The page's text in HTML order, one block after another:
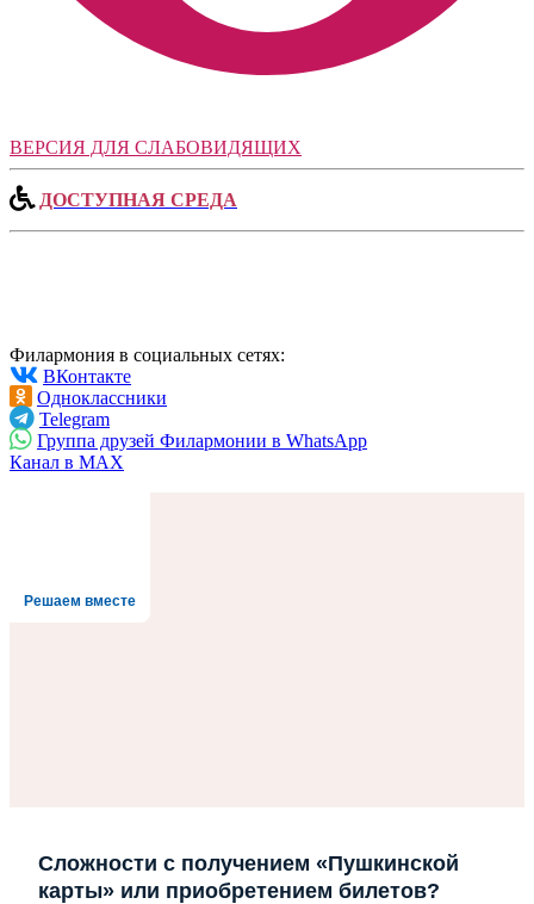
ВЕРСИЯ ДЛЯ СЛАБОВИДЯЩИХ
ДОСТУПНАЯ СРЕДА
Филармония в социальных сетях:
ВКонтакте
Одноклассники
Telegram
Группа друзей Филармонии в WhatsApp
Канал в MAX
Решаем вместе
Сложности с получением «Пушкинской
карты» или приобретением билетов?